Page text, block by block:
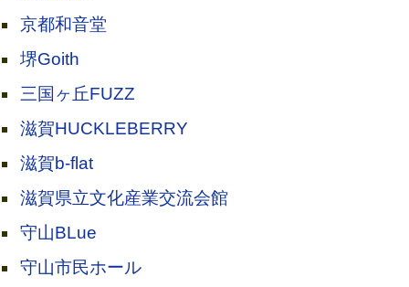
京都和音堂
堺Goith
三国ヶ丘FUZZ
滋賀HUCKLEBERRY
滋賀b-flat
滋賀県立文化産業交流会館
守山BLue
守山市民ホール